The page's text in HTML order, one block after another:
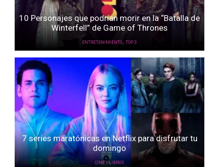
10 Personajes que podrían morir en la “Batalla de
Winterfell” de Game of Thrones
ENTRETENIMIENTO, TOP 3
7 series maratónicas en Netflix para disfrutar tu
domingo
CINE Y LIBROS